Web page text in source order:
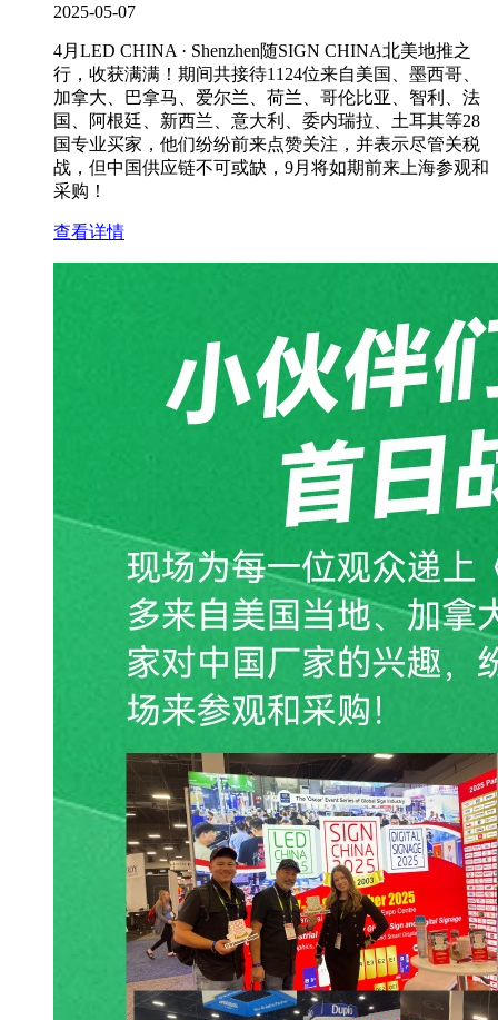
2025-05-07
4月LED CHINA · Shenzhen随SIGN CHINA北美地推之
行，收获满满！期间共接待1124位来自美国、墨西哥、
加拿大、巴拿马、爱尔兰、荷兰、哥伦比亚、智利、法
国、阿根廷、新西兰、意大利、委内瑞拉、土耳其等28
国专业买家，他们纷纷前来点赞关注，并表示尽管关税
战，但中国供应链不可或缺，9月将如期前来上海参观和
采购！
查看详情